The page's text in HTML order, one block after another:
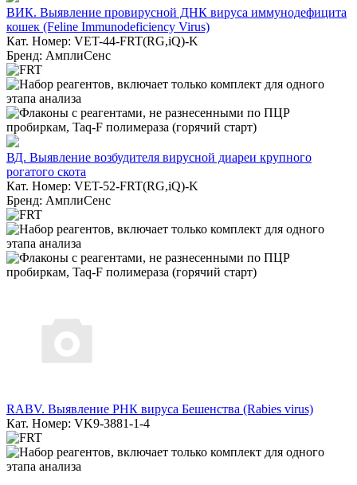
ВИК. Выявление провирусной ДНК вируса иммунодефицита
кошек (Feline Immunodeficiency Virus)
Кат. Номер: VET-44-FRT(RG,iQ)-K
Бренд: АмплиСенс
ВД. Выявление возбудителя вирусной диареи крупного
рогатого скота
Кат. Номер: VET-52-FRT(RG,iQ)-K
Бренд: АмплиСенс
RABV. Выявление РНК вируса Бешенства (Rabies virus)
Кат. Номер: VK9-3881-1-4